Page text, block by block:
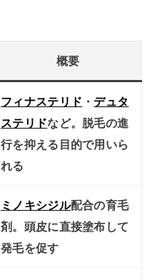
概要
フィナステリド ・デュタ
ステリドなど。脱毛の進
行を抑える目的で用いら
れる
ミノキシジル配合の育毛
剤。頭皮に直接塗布して
発毛を促す